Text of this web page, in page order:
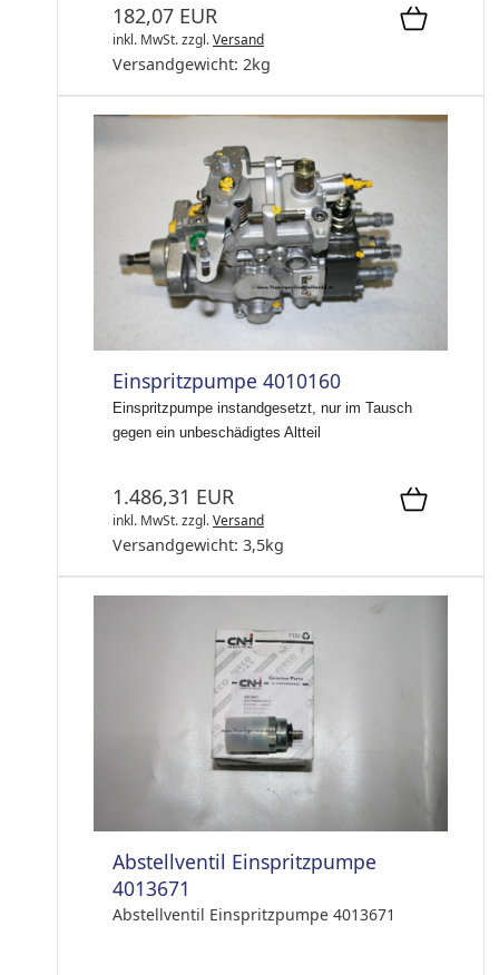
182,07 EUR
inkl. MwSt.zzgl.Versand
Versandgewicht: 2kg
Einspritzpumpe 4010160
Einspritzpumpe instandgesetzt, nur im Tausch
gegen ein unbeschädigtes Altteil
1.486,31 EUR
inkl. MwSt.zzgl.Versand
Versandgewicht: 3,5kg
Abstellventil Einspritzpumpe
4013671
Abstellventil Einspritzpumpe 4013671